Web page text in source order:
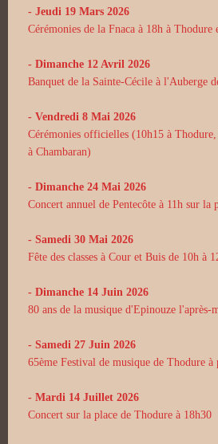
- Jeudi 19 Mars 2026
Cérémonies de la Fnaca à 18h à
- Dimanche 12 Avril 2026
Banquet de la Sainte-Cécile à l'Auberge
- Vendredi 8 Mai 2026
Cérémonies officielles (10h15 à
à Chambaran)
- Dimanche 24 Mai 2026
Concert annuel de Pentecôte à 11h sur la
- Samedi 30 Mai 2026
Fête des classes à Cour et Buis de 10h à
- Dimanche 14 Juin 2026
80 ans de la musique d'Epinouze l'après-
- Samedi 27 Juin 2026
65ème Festival de musique de Thodure
- Mardi 14 Juillet 2026
Concert sur la place de Thodure à 18h30